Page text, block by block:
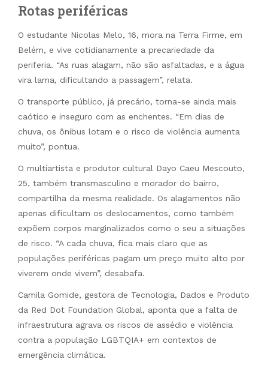
Rotas periféricas
O estudante Nicolas Melo, 16, mora na Terra Firme, em
Belém, e vive cotidianamente a precariedade da
periferia. “As ruas alagam, não são asfaltadas, e a água
vira lama, dificultando a passagem”, relata.
O transporte público, já precário, torna-se ainda mais
caótico e inseguro com as enchentes. “Em dias de
chuva, os ônibus lotam e o risco de violência aumenta
muito”, pontua.
O multiartista e produtor cultural Dayo Caeu Mescouto,
25, também transmasculino e morador do bairro,
compartilha da mesma realidade. Os alagamentos não
apenas dificultam os deslocamentos, como também
expõem corpos marginalizados como o seu a situações
de risco. “A cada chuva, fica mais claro que as
populações periféricas pagam um preço muito alto por
viverem onde vivem”, desabafa.
Camila Gomide, gestora de Tecnologia, Dados e Produto
da Red Dot Foundation Global, aponta que a falta de
infraestrutura agrava os riscos de assédio e violência
contra a população LGBTQIA+ em contextos de
emergência climática.